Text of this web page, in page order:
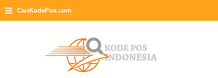
≡ CariKodePos.com